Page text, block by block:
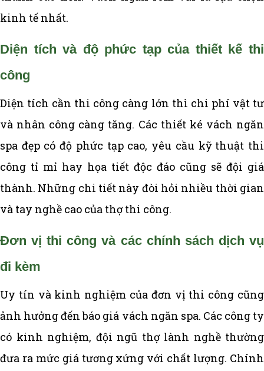
kinh tế nhất.
Diện tích và độ phức tạp của thiết kế thi
công
Diện tích cần thi công càng lớn thì chi phí vật tư
và nhân công càng tăng. Các thiết ké vách ngăn
spa đẹp có độ phức tạp cao, yêu cầu kỹ thuật thi
công tỉ mỉ hay họa tiết độc đáo cũng sẽ đội giá
thành. Những chi tiết này đòi hỏi nhiều thời gian
và tay nghề cao của thợ thi công.
Đơn vị thi công và các chính sách dịch vụ
đi kèm
Uy tín và kinh nghiệm của đơn vị thi công cũng
ảnh hưởng đến báo giá vách ngăn spa. Các công ty
có kinh nghiệm, đội ngũ thợ lành nghề thường
đưa ra mức giá tương xứng với chất lượng. Chính